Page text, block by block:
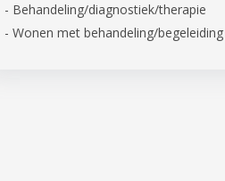
- Behandeling/diagnostiek/therapie
- Wonen met behandeling/begeleiding